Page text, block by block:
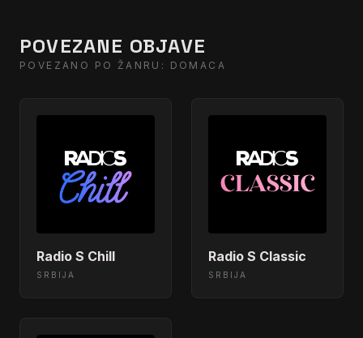
POVEZANE OBJAVE
POVEZANO PO ŽANRU: DOMACA
Radio S Chill
SRBIJA
Radio S Classic
SRBIJA